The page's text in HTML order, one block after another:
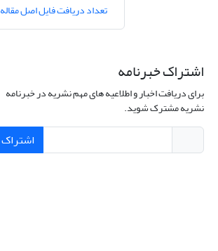
تعداد دریافت فایل اصل مقاله
اشتراک خبرنامه
برای دریافت اخبار و اطلاعیه های مهم نشریه در خبرنامه
نشریه مشترک شوید.
اشتراک